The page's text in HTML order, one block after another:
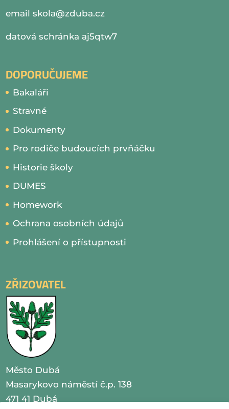
emailskola@zduba.cz
datová schránka aj5qtw7
DOPORUČUJEME
Bakaláři
Stravné
Dokumenty
Pro rodiče budoucích prvňáčku
Historie školy
DUMES
Homework
Ochrana osobních údajů
Prohlášení o přístupnosti
ZŘIZOVATEL
Město Dubá
Masarykovo náměstí č.p. 138
471 41 Dubá